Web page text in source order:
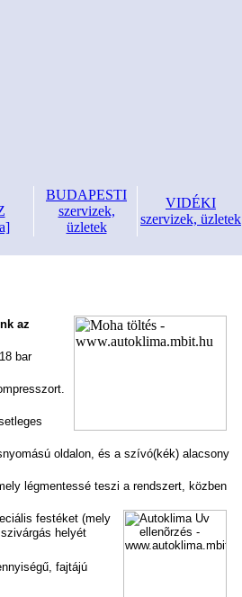
BUDAPESTI
szervizek,
üzletek
VIDÉKI
szervizek, üzletek
az
bar
oldalon, és a szívó(kék) alacsony
légmentessé teszi a rendszert, közben
festéket (mely
helyét
fajtájú